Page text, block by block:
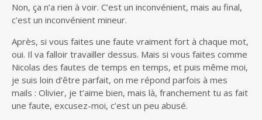
Non, ça n’a rien à voir. C’est un inconvénient, mais au final,
c’est un inconvénient mineur.
Après, si vous faites une faute vraiment fort à chaque mot,
oui. Il va falloir travailler dessus. Mais si vous faites comme
Nicolas des fautes de temps en temps, et puis même moi,
je suis loin d’être parfait, on me répond parfois à mes
mails : Olivier, je t’aime bien, mais là, franchement tu as fait
une faute, excusez-moi, c’est un peu abusé.